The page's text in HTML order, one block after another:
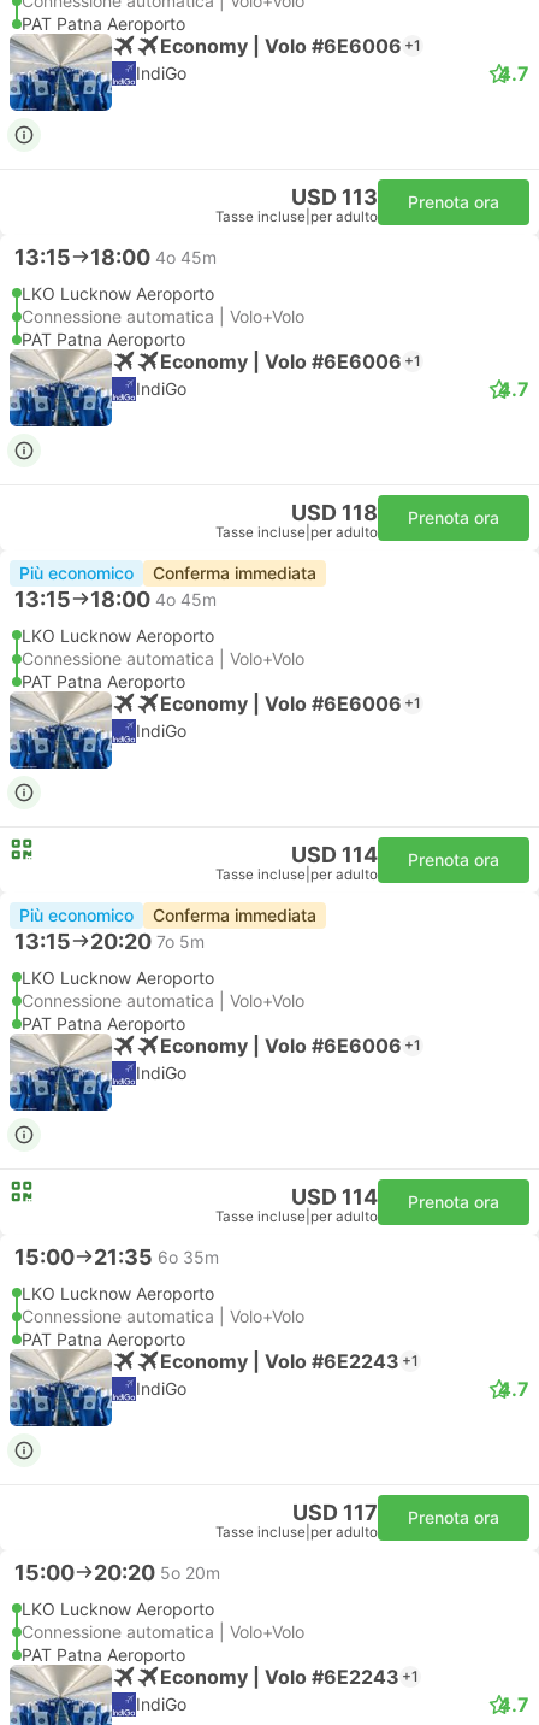
PAT Patna Aeroporto
Economy | Volo #6E6006 +1
IndiGo 4.7
USD 113
Tasse incluse per adulto
Prenota ora
13:15 18:00 4o 45m
LKO Lucknow Aeroporto
Connessione automatica | Volo+Volo
PAT Patna Aeroporto
Economy | Volo #6E6006 +1
IndiGo 4.7
USD 118
Tasse incluse per adulto
Prenota ora
Più economico Conferma immediata
13:15 18:00 4o 45m
LKO Lucknow Aeroporto
Connessione automatica | Volo+Volo
PAT Patna Aeroporto
Economy | Volo #6E6006 +1
IndiGo
USD 114
Tasse incluse per adulto
Prenota ora
Più economico Conferma immediata
13:15 20:20 7o 5m
LKO Lucknow Aeroporto
Connessione automatica | Volo+Volo
PAT Patna Aeroporto
Economy | Volo #6E6006 +1
IndiGo
USD 114
Tasse incluse per adulto
Prenota ora
15:00 21:35 6o 35m
LKO Lucknow Aeroporto
Connessione automatica | Volo+Volo
PAT Patna Aeroporto
Economy | Volo #6E2243 +1
IndiGo 4.7
USD 117
Tasse incluse per adulto
Prenota ora
15:00 20:20 5o 20m
LKO Lucknow Aeroporto
Connessione automatica | Volo+Volo
PAT Patna Aeroporto
Economy | Volo #6E2243 +1
IndiGo 4.7